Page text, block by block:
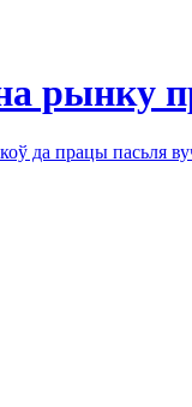
на рынку
да працы пасьля